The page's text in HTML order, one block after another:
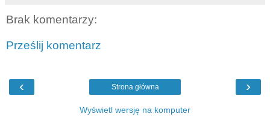
Brak komentarzy:
Prześlij komentarz
‹ ›
Strona główna
Wyświetl wersję na komputer